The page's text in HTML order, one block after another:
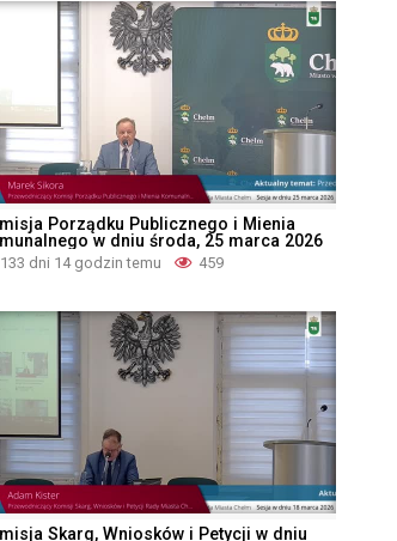
Porządku Publicznego i Mienia
w dniu środa, 25 marca 2026
133 dni 14 godzin temu 459
Skarg, Wniosków i Petycji w dniu